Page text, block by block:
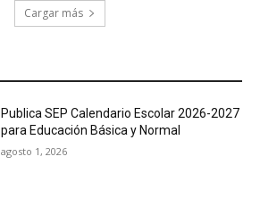
Cargar más
Publica SEP Calendario Escolar 2026-2027
para Educación Básica y Normal
agosto 1, 2026